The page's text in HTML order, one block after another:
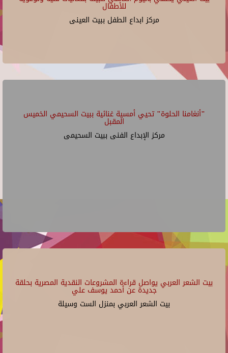
للأطفال
مركز ابداع الطفل ببيت العينى
"أنغامنا الحلوة" تحيي أمسية غنائية ببيت السحيمي الخميس
المقبل
مركز الإبداع الفنى ببيت السحيمى
بيت الشعر العربي يواصل قراءة المشروعات النقدية المصرية بحلقة
جديدة عن أحمد يوسف علي
بيت الشعر العربي بمنزل الست وسيلة